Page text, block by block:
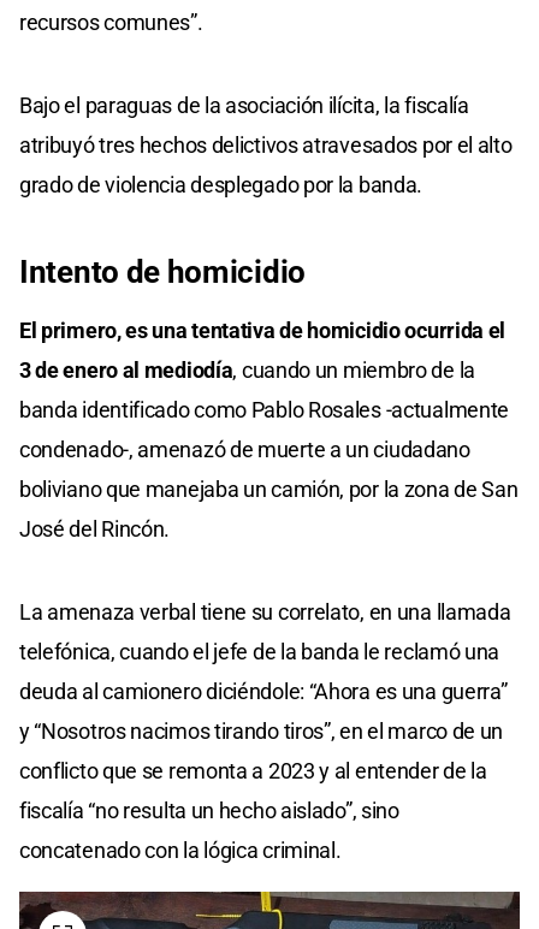
recursos comunes”.
Bajo el paraguas de la asociación ilícita, la fiscalía
atribuyó tres hechos delictivos atravesados por el alto
grado de violencia desplegado por la banda.
Intento de homicidio
El primero, es una tentativa de homicidio ocurrida el
3 de enero al mediodía, cuando un miembro de la
banda identificado como Pablo Rosales -actualmente
condenado-, amenazó de muerte a un ciudadano
boliviano que manejaba un camión, por la zona de San
José del Rincón.
La amenaza verbal tiene su correlato, en una llamada
telefónica, cuando el jefe de la banda le reclamó una
deuda al camionero diciéndole: “Ahora es una guerra”
y “Nosotros nacimos tirando tiros”, en el marco de un
conflicto que se remonta a 2023 y al entender de la
fiscalía “no resulta un hecho aislado”, sino
concatenado con la lógica criminal.